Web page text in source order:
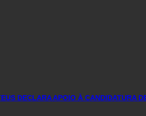
DECLARA APOIO À CANDIDATURA